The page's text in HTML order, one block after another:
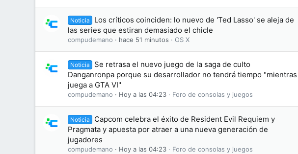
Noticia
Los críticos coinciden: lo nuevo de 'Ted Lasso' se aleja de
las series que estiran demasiado el chicle
compudemano hace 51 minutos OS X
Noticia
Se retrasa el nuevo juego de la saga de culto
Danganronpa porque su desarrollador no tendrá tiempo "mientras
juega a GTA VI"
compudemano Hoy a las 04:23 Foro de consolas y juegos
Noticia
Capcom celebra el éxito de Resident Evil Requiem y
Pragmata y apuesta por atraer a una nueva generación de
jugadores
compudemano Hoy a las 04:23 Foro de consolas y juegos